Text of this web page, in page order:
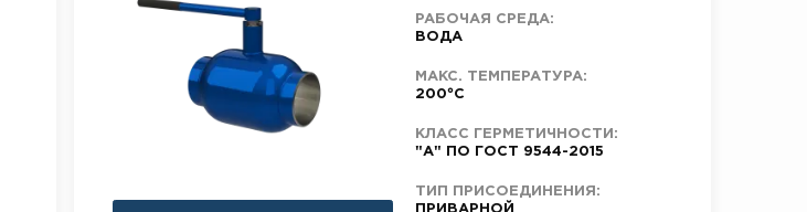
РАБОЧАЯ СРЕДА:
ВОДА
МАКС. ТЕМПЕРАТУРА:
200°C
КЛАСС ГЕРМЕТИЧНОСТИ:
"А" ПО ГОСТ 9544-2015
ТИП ПРИСОЕДИНЕНИЯ:
ПРИВАРНОЙ